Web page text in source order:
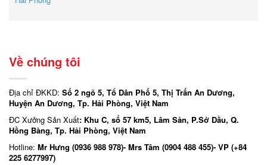
Về chúng tôi
Địa chỉ ĐKKD: Số 2 ngõ 5, Tổ Dân Phố 5, Thị Trấn An Dương,
Huyện An Dương, Tp. Hải Phòng, Việt Nam
ĐC Xưởng Sản Xuất: Khu C, số 57 km5, Lâm Sản, P.Sở Dầu, Q.
Hồng Bàng, Tp. Hải Phòng, Việt Nam
Hotline: Mr Hưng (0936 988 978)- Mrs Tâm (0904 488 455)- VP (+84
225 6277997)